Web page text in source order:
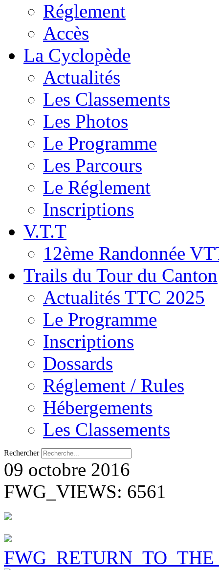
Réglement
Accès
La Cyclopède
Actualités
Les Classements
Les Photos
Le Programme
Les Parcours
Le Réglement
Inscriptions
V.T.T
12ème Randonnée
Trails du Tour du Canton
Actualités TTC 2025
Le Programme
Inscriptions
Dossards
Réglement / Rules
Hébergements
Les Classements
Rechercher
09 octobre 2016
FWG_VIEWS: 6561